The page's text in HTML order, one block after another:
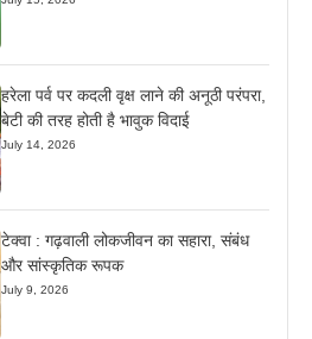
हरेला पर्व पर कदली वृक्ष लाने की अनूठी परंपरा,
बेटी की तरह होती है भावुक विदाई
July 14, 2026
टेक्वा : गढ़वाली लोकजीवन का सहारा, संबंध
और सांस्कृतिक रूपक
July 9, 2026